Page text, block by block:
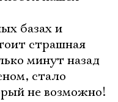
базах и
страшная
минут назад
стало
не возможно!